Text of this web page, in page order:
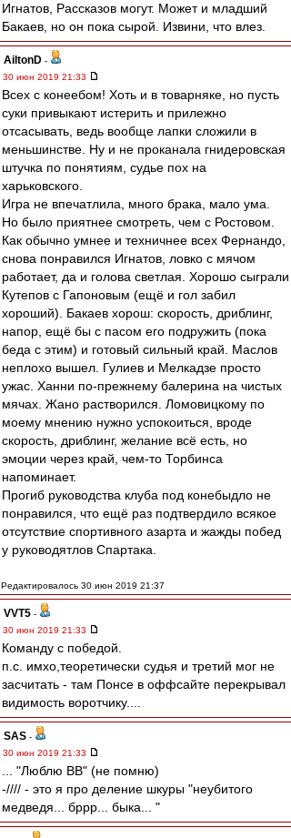
Игнатов, Рассказов могут. Может и младший
Бакаев, но он пока сырой. Извини, что влез.
AiltonD -
30 июн 2019 21:33
Всех с конеебом! Хоть и в товарняке, но пусть
суки привыкают истерить и прилежно
отсасывать, ведь вообще лапки сложили в
меньшинстве. Ну и не проканала гнидеровская
штучка по понятиям, судье пох на
харьковского.
Игра не впечатлила, много брака, мало ума.
Но было приятнее смотреть, чем с Ростовом.
Как обычно умнее и техничнее всех Фернандо,
снова понравился Игнатов, ловко с мячом
работает, да и голова светлая. Хорошо сыграли
Кутепов с Гапоновым (ещё и гол забил
хороший). Бакаев хорош: скорость, дриблинг,
напор, ещё бы с пасом его подружить (пока
беда с этим) и готовый сильный край. Маслов
неплохо вышел. Гулиев и Мелкадзе просто
ужас. Ханни по-прежнему балерина на чистых
мячах. Жано растворился. Ломовицкому по
моему мнению нужно успокоиться, вроде
скорость, дриблинг, желание всё есть, но
эмоции через край, чем-то Торбинса
напоминает.
Прогиб руководства клуба под конебыдло не
понравился, что ещё раз подтвердило всякое
отсутствие спортивного азарта и жажды побед
у руководятлов Спартака.
Редактировалось 30 июн 2019 21:37
VVT5 -
30 июн 2019 21:33
Команду с победой.
п.с. имхо,теоретически судья и третий мог не
засчитать - там Понсе в оффсайте перекрывал
видимость воротчику....
SAS -
30 июн 2019 21:33
... "Люблю ВВ" (не помню)
-//// - это я про деление шкуры "неубитого
медведя... бррр... быка... "